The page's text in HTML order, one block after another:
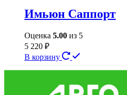
Имьюн Саппорт
Оценка 5.00 из 5
5 220 ₽
В корзину